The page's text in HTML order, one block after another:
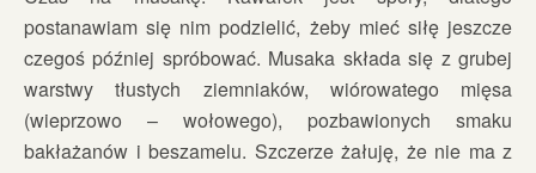
postanawiam się nim podzielić, żeby mieć siłę jeszcze
czegoś później spróbować. Musaka składa się z grubej
warstwy tłustych ziemniaków, wiórowatego mięsa
(wieprzowo – wołowego), pozbawionych smaku
bakłażanów i beszamelu. Szczerze żałuję, że nie ma z